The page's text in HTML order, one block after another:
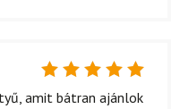
Értékelés:
amit bátran ajánlok